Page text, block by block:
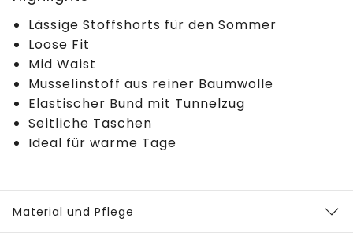
Lässige Stoffshorts für den Sommer
Loose Fit
Mid Waist
Musselinstoff aus reiner Baumwolle
Elastischer Bund mit Tunnelzug
Seitliche Taschen
Ideal für warme Tage
Material und Pflege